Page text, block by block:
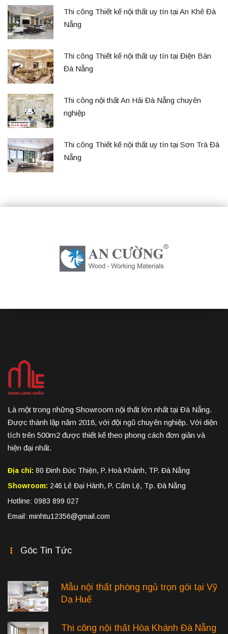
Thi công Thiết kế nội thất uy tín tại An Khê Đà
Nẵng
Thi công Thiết kế nội thất uy tín tại Điện Bàn
Đà Nẵng
Thi công nội thất An Hải Đà Nẵng chuyên
nghiệp
Thi công Thiết kế nội thất uy tín tại Sơn Trà Đà
Nẵng
Là một trong những Showroom nội thất lớn nhất tại Đà Nẵng.
Được thành lập năm 2018, với đội ngũ chuyên nghiệp. Với diện
tích trên 500m2 được thiết kế theo phong cách đơn giản và
hiện đại nhất.
Địa chỉ: 80 Đinh Đức Thiện, P. Hoà Khánh, TP. Đà Nẵng
Showroom: 246 Lê Đại Hành, P. Cẩm Lệ, Tp. Đà Nẵng
Hotline: 0983 899 027
Email: minhtu12356@gmail.com
Góc Tin Tức
Mẫu nội thất phòng ngủ trọn gói tại Vỹ
Dạ Huế
Thi công nội thất Hòa Khánh Đà Nẵng